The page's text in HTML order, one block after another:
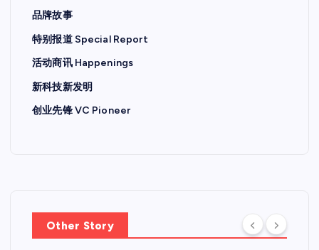
品牌故事
特别报道 Special Report
活动商讯 Happenings
新科技新发明
创业先锋 VC Pioneer
Other Story